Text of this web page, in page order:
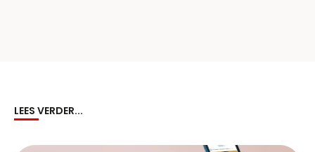
LEES VERDER...